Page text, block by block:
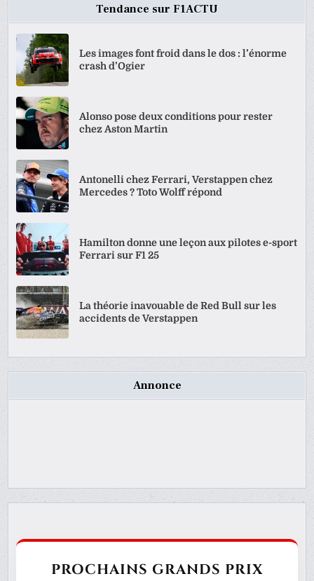
Tendance sur F1ACTU
Les images font froid dans le dos : l’énorme
crash d’Ogier
Alonso pose deux conditions pour rester
chez Aston Martin
Antonelli chez Ferrari, Verstappen chez
Mercedes ? Toto Wolff répond
Hamilton donne une leçon aux pilotes e-sport
Ferrari sur F1 25
La théorie inavouable de Red Bull sur les
accidents de Verstappen
Annonce
PROCHAINS GRANDS PRIX